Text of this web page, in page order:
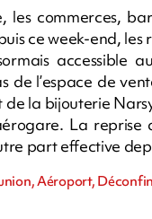
les commerces,
ce week-end, les
accessible
de l’espace de
de la bijouterie
La
part effective
Aéroport,